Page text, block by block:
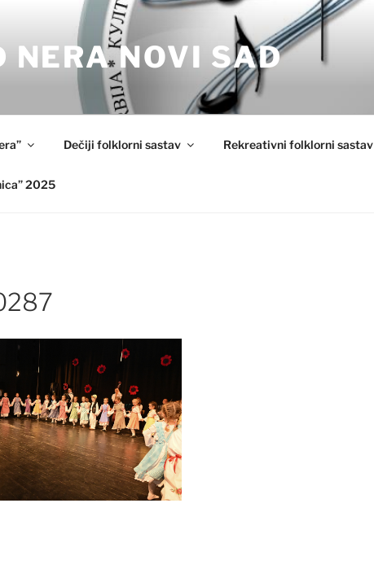
NERA NOVI SAD
Dečiji folklorni sastav Rekreativni folklorni sastav
2025